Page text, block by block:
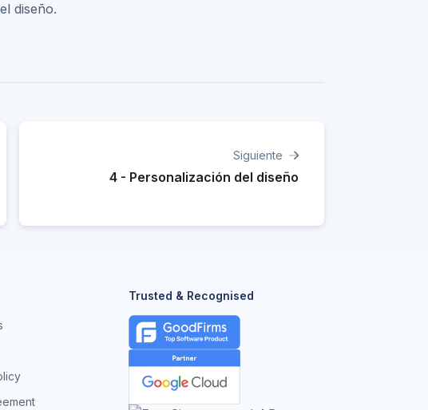
diseño.
Siguiente
4 - Personalización del diseño
Trusted & Recognised